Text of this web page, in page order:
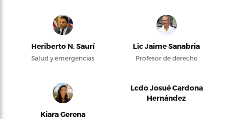
Heriberto N. Saurí
Salud y emergencias
Lic Jaime Sanabria
Profesor de derecho
Kiara Gerena
Lcdo Josué Cardona
Hernández